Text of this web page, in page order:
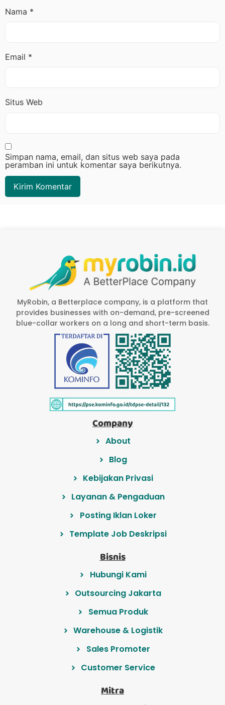
Nama *
Email *
Situs Web
Simpan nama, email, dan situs web saya pada
peramban ini untuk komentar saya berikutnya.
MyRobin, a Betterplace company, is a platform that
provides businesses with on-demand, pre-screened
blue-collar workers on a long and short-term basis.
Company
About
Blog
Kebijakan Privasi
Layanan & Pengaduan
Posting Iklan Loker
Template Job Deskripsi
Bisnis
Hubungi Kami
Outsourcing Jakarta
Semua Produk
Warehouse & Logistik
Sales Promoter
Customer Service
Mitra